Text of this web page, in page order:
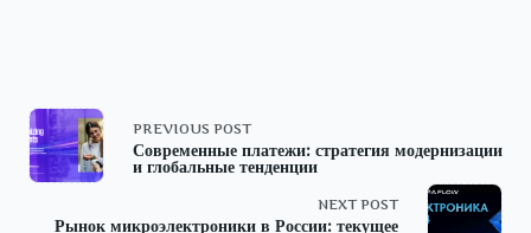
<span
class="nav-
PREVIOUS POST
Современные платежи: стратегия модернизации
и глобальные тенденции
NEXT POST
Рынок микроэлектроники в России: текущее